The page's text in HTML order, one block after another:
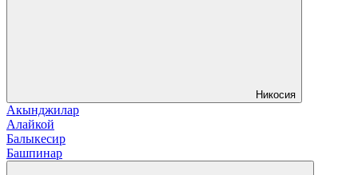
Никосия
Акынджилар
Алайкой
Балыкесир
Башпинар